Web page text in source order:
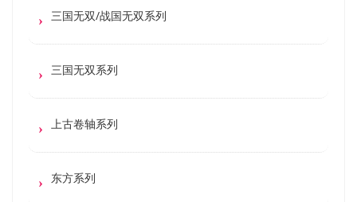
三国无双/战国无双系列
三国无双系列
上古卷轴系列
东方系列